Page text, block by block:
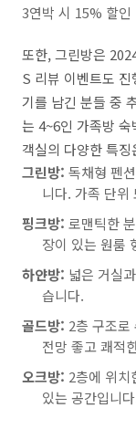
3연박 시 15% 할인
또한, 그린방은
S 리뷰 이벤트도
기를 남긴 분들 중
는 4~6인 가족방
객실의 다양한 특
그린방: 독채형 펜
니다. 가족 단위
핑크방: 로맨틱한
장이 있는 원룸
하얀방: 넓은 거실
습니다.
골드방: 2층 구조로
전망 좋고 쾌적
오크방: 2층에 위치
있는 공간입니